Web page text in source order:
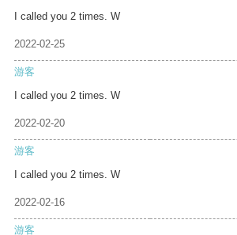
I called you 2 times. W
2022-02-25
游客
I called you 2 times. W
2022-02-20
游客
I called you 2 times. W
2022-02-16
游客